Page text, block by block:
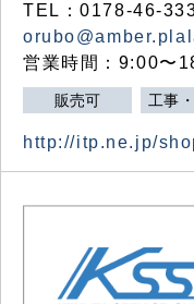
TEL：0178-46-
営業時間：9:00〜
販売可 工事
http://itp.ne.jp/